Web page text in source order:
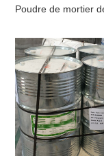
Poudre de mortier